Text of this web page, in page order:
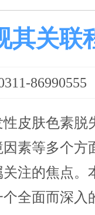
其关联
86990555
皮肤色素脱
素等多个方
注的焦点。
全面而深入